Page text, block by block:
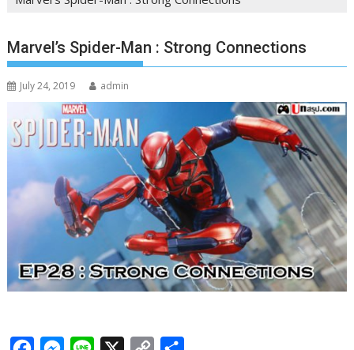
Marvel’s Spider-Man : Strong Connections
July 24, 2019 admin